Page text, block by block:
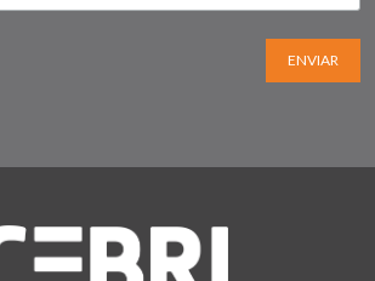
ENVIAR